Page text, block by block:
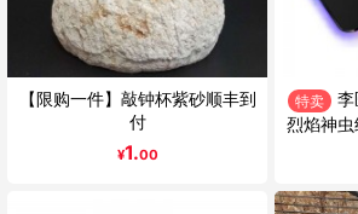
【限购一件】敲钟杯紫砂顺丰到
付
¥1.00
特卖
烈焰神